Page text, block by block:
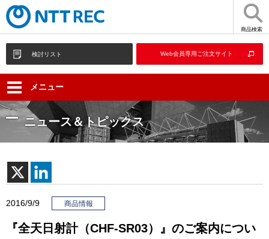
商品検索
検討リスト Web会員専用ご注文サイト
メニュー
ニュース＆トピックス
2016/9/9 商品情報
『全天日射計（CHF-SR03）』のご案内につい